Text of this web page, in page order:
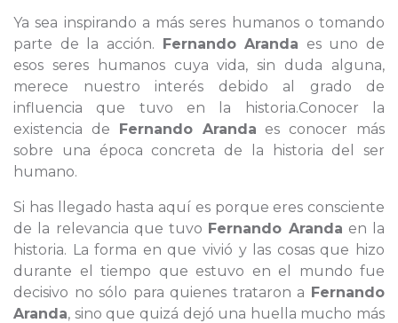
Ya sea inspirando a más seres humanos o tomando
parte de la acción. Fernando Aranda es uno de
esos seres humanos cuya vida, sin duda alguna,
merece nuestro interés debido al grado de
influencia que tuvo en la historia.Conocer la
existencia de Fernando Aranda es conocer más
sobre una época concreta de la historia del ser
humano.
Si has llegado hasta aquí es porque eres consciente
de la relevancia que tuvo Fernando Aranda en la
historia. La forma en que vivió y las cosas que hizo
durante el tiempo que estuvo en el mundo fue
decisivo no sólo para quienes trataron a Fernando
Aranda, sino que quizá dejó una huella mucho más